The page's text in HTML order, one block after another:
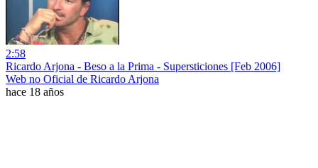
2:58
Ricardo Arjona - Beso a la Prima - Supersticiones [Feb 2006]
Web no Oficial de Ricardo Arjona
hace 18 años